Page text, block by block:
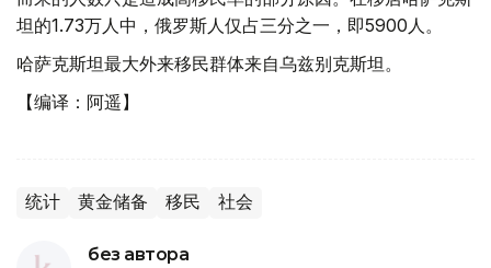
坦的1.73万人中，俄罗斯人仅占三分之一，即5900人。
哈萨克斯坦最大外来移民群体来自乌兹别克斯坦。
【编译：阿遥】
统计 黄金储备 移民 社会
без автора